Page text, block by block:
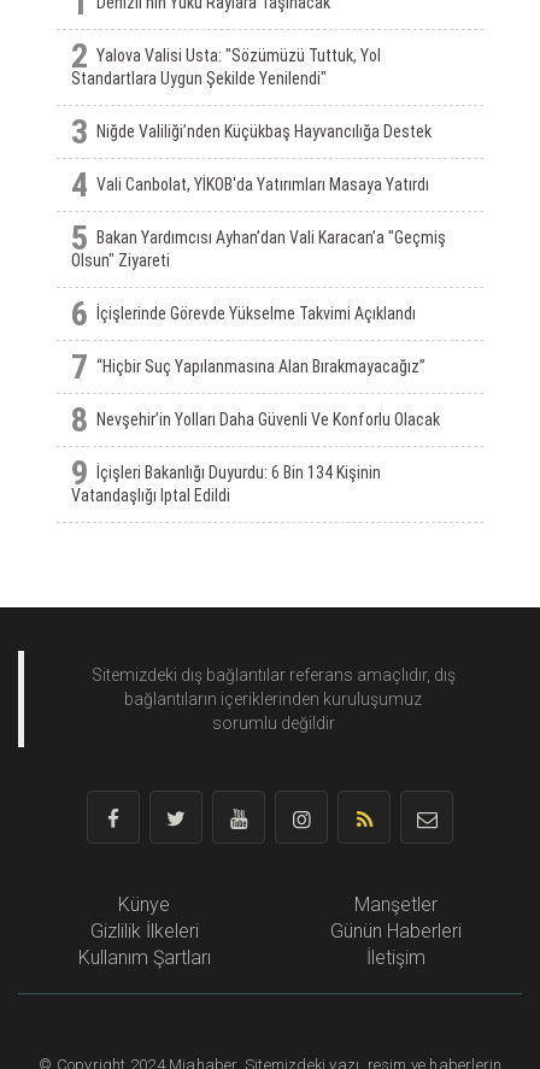
2 Yalova Valisi Usta: "Sözümüzü Tuttuk, Yol
Standartlara Uygun Şekilde Yenilendi"
3 Niğde Valiliği’nden Küçükbaş Hayvancılığa Destek
4 Vali Canbolat, YİKOB'da Yatırımları Masaya Yatırdı
5
Bakan Yardımcısı Ayhan’dan Vali Karacan’a "Geçmiş
Olsun" Ziyareti
6 İçişlerinde Görevde Yükselme Takvimi Açıklandı
7 “Hiçbir Suç Yapılanmasına Alan Bırakmayacağız”
8 Nevşehir’in Yolları Daha Güvenli Ve Konforlu Olacak
9
İçişleri Bakanlığı Duyurdu: 6 Bin 134 Kişinin
Vatandaşlığı Iptal Edildi
Sitemizdeki dış bağlantılar referans amaçlıdır, dış
bağlantıların içeriklerinden kuruluşumuz
sorumlu değildir
Künye
Gizlilik İlkeleri
Kullanım Şartları
Manşetler
Günün Haberleri
İletişim
© Copyright 2024 Miahaber. Sitemizdeki yazı, resim ve haberlerin